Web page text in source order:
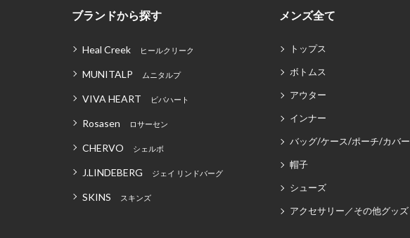
ブランドから探す
Heal Creek ヒールクリーク
MUNITALP ムニタルプ
VIVA HEART ビバハート
Rosasen ロサーセン
CHERVO シェルボ
J.LINDEBERG ジェイ リンドバーグ
SKINS スキンズ
メンズ全て
トップス
ボトムス
アウター
インナー
バッグ/ケース/ポーチ/カバー
帽子
シューズ
アクセサリー／その他グッズ